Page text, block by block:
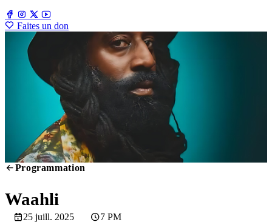
Faites un don
Programmation
Waahli
25 juill. 2025
7 PM